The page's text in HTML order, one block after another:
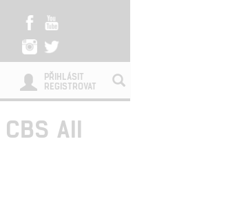
PŘIHLÁSIT
REGISTROVAT
All